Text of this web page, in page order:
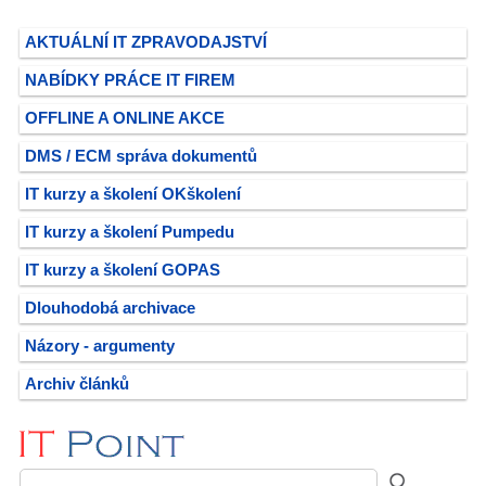
AKTUÁLNÍ IT ZPRAVODAJSTVÍ
NABÍDKY PRÁCE IT FIREM
OFFLINE A ONLINE AKCE
DMS / ECM správa dokumentů
IT kurzy a školení OKškolení
IT kurzy a školení Pumpedu
IT kurzy a školení GOPAS
Dlouhodobá archivace
Názory - argumenty
Archiv článků